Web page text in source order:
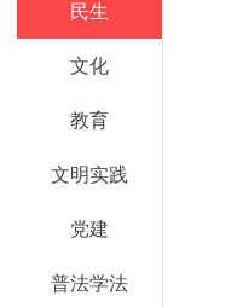
民生
文化
教育
文明实践
党建
普法学法